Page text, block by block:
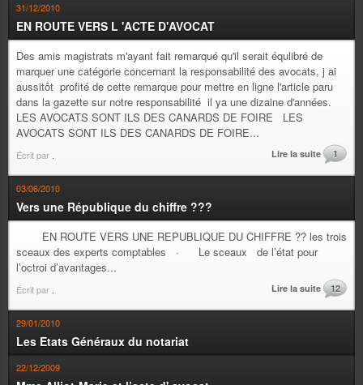
31/12/2010
EN ROUTE VERS L 'ACTE D'AVOCAT
Des amis magistrats m'ayant fait remarqué qu'il serait équlibré de
marquer une catégorie concernant la responsabilité des avocats, j ai
aussitôt profité de cette remarque pour mettre en ligne l'article paru
dans la gazette sur notre responsabilité il ya une dizaine d'années.
LES AVOCATS SONT ILS DES CANARDS DE FOIRE LES
AVOCATS SONT ILS DES CANARDS DE FOIRE...
Écrit par Lire la suite 1
03/06/2010
Vers une République du chiffre ???
EN ROUTE VERS UNE REPUBLIQUE DU CHIFFRE ?? les trois
sceaux des experts comptables · Le sceaux de l’état pour
l’octroi d’avantages...
Écrit par Lire la suite 12
29/01/2010
Les Etats Généraux du notariat
22/12/2009